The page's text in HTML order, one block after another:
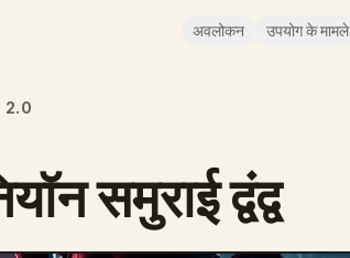
अवलोकन उपयोग के मामले
2.0
समुराई द्वंद्व